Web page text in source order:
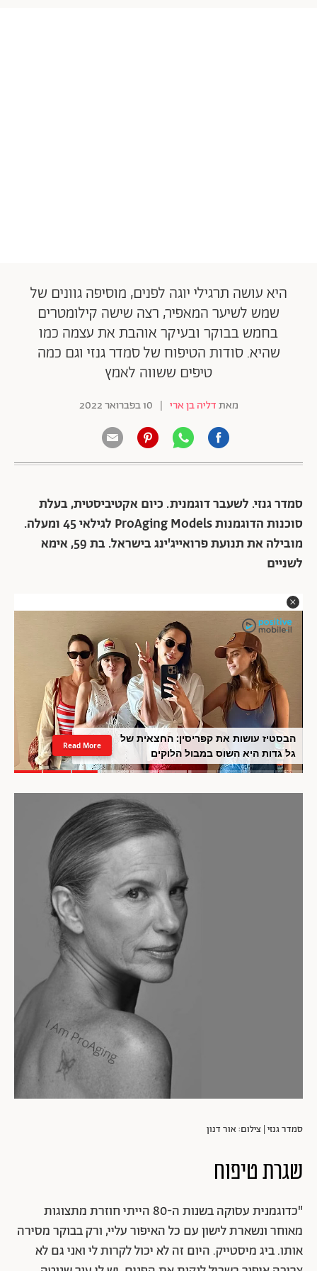
היא עושה תרגילי יוגה לפנים, מוסיפה גוונים של
שמש לשיער המאפיר, רצה שישה קילומטרים
בחמש בבוקר ובעיקר אוהבת את עצמה כמו
שהיא. סודות הטיפוח של סמדר גנזי וגם כמה
טיפים ששווה לאמץ
מאתדליה בן ארי | 10 בפברואר 2022
סמדר גנזי. לשעבר דוגמנית. כיום אקטיביסטית, בעלת
סוכנות הדוגמנות ProAging Models לגילאי 45 ומעלה.
מובילה את תנועת פרואייג'ינג בישראל. בת 59, אימא
לשניים
השיער הלבן לא חייב להיראות עייף: כך
תשמרי עליו בריא, מבריק ומטופח
Read More
סמדר גנזי | צילום: אור דנון
שגרת טיפוח
"כדוגמנית עסוקה בשנות ה-80 הייתי חוזרת מתצוגות
מאוחר ונשארת לישון עם כל האיפור עליי, ורק בבוקר מסירה
אותו. ביג מיסטייק. היום זה לא יכול לקרות לי ואני גם לא